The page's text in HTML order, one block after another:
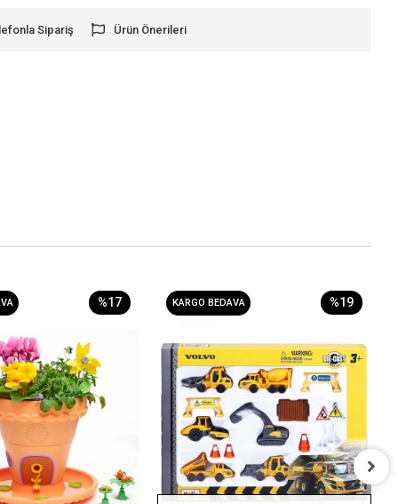
Sipariş Ürün Önerileri
%17 KARGO BEDAVA %19